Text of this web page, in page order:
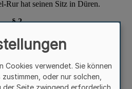
Cookies verwendet. Sie können
oder nur solchen,
der Seite zwingend erforderlich